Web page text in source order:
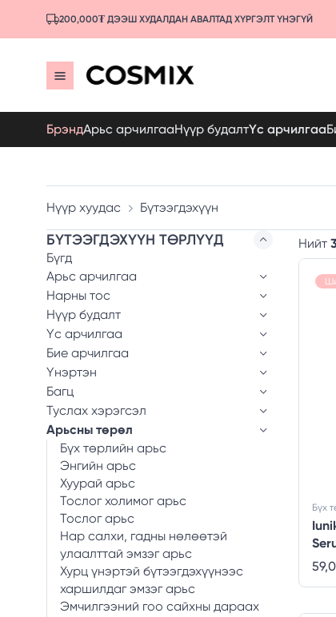
200,000₮ ДЭЭШ ХУДАЛДАН АВАЛТАД ХҮРГЭЛТ ҮНЭГҮЙ
БрэндАрьс арчилгааНүүр будалтҮс арчилгаа
Нүүр хуудас Бүтээгдэхүүн
БҮТЭЭГДЭХҮҮН ТӨРЛҮҮД
Бүгд
Арьс арчилгаа
Нарны тос
Нүүр будалт
Үс арчилгаа
Бие арчилгаа
Үнэртэн
Багц
Туслах хэрэгсэл
Арьсны төрөл
Бүх төрлийн арьс
Энгийн арьс
Хуурай арьс
Тослог холимог арьс
Тослог арьс
Нар салхи, гадны нөлөөтэй
улаалттай эмзэг арьс
Хурц үнэртэй бүтээгдэхүүнээс
харшилдаг эмзэг арьс
Эмчилгээний гоо сайхны дараах
Нийт
Бүх